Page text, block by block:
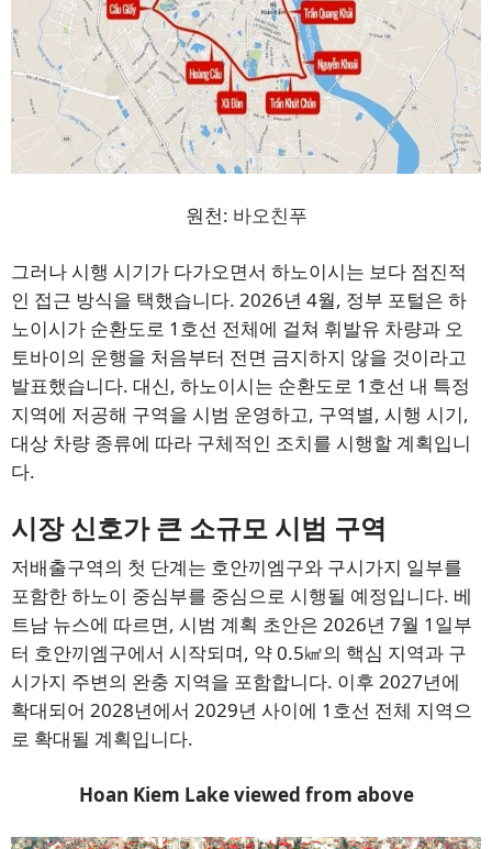
원천: 바오친푸
그러나 시행 시기가 다가오면서 하노이시는 보다 점진적
인 접근 방식을 택했습니다. 2026년 4월, 정부 포털은 하
노이시가 순환도로 1호선 전체에 걸쳐 휘발유 차량과 오
토바이의 운행을 처음부터 전면 금지하지 않을 것이라고
발표했습니다. 대신, 하노이시는 순환도로 1호선 내 특정
지역에 저공해 구역을 시범 운영하고, 구역별, 시행 시기,
대상 차량 종류에 따라 구체적인 조치를 시행할 계획입니
다.
시장 신호가 큰 소규모 시범 구역
저배출구역의 첫 단계는 호안끼엠구와 구시가지 일부를
포함한 하노이 중심부를 중심으로 시행될 예정입니다. 베
트남 뉴스에 따르면, 시범 계획 초안은 2026년 7월 1일부
터 호안끼엠구에서 시작되며, 약 0.5㎢의 핵심 지역과 구
시가지 주변의 완충 지역을 포함합니다. 이후 2027년에
확대되어 2028년에서 2029년 사이에 1호선 전체 지역으
로 확대될 계획입니다.
Hoan Kiem Lake viewed from above